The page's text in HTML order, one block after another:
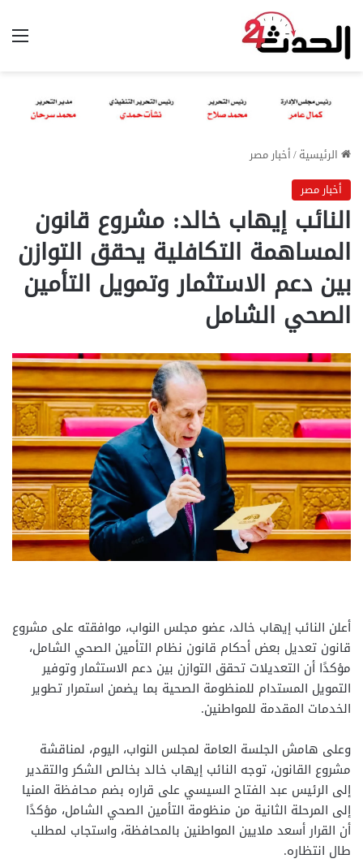
الرئيسية/أخبار مصر
أخبار مصر
النائب إيهاب خالد: مشروع قانون
المساهمة التكافلية يحقق التوازن
بين دعم الاستثمار وتمويل التأمين
الصحي الشامل
أعلن النائب إيهاب خالد، عضو مجلس النواب، موافقته على مشروع
قانون تعديل بعض أحكام قانون نظام التأمين الصحي الشامل،
مؤكدًا أن التعديلات تحقق التوازن بين دعم الاستثمار وتوفير
التمويل المستدام للمنظومة الصحية بما يضمن استمرار تطوير
الخدمات المقدمة للمواطنين.
وعلى هامش الجلسة العامة لمجلس النواب، اليوم، لمناقشة
مشروع القانون، توجه النائب إيهاب خالد بخالص الشكر والتقدير
إلى الرئيس عبد الفتاح السيسي على قراره بضم محافظة المنيا
إلى المرحلة الثانية من منظومة التأمين الصحي الشامل، مؤكدًا
أن القرار أسعد ملايين المواطنين بالمحافظة، واستجاب لمطلب
طال انتظاره.